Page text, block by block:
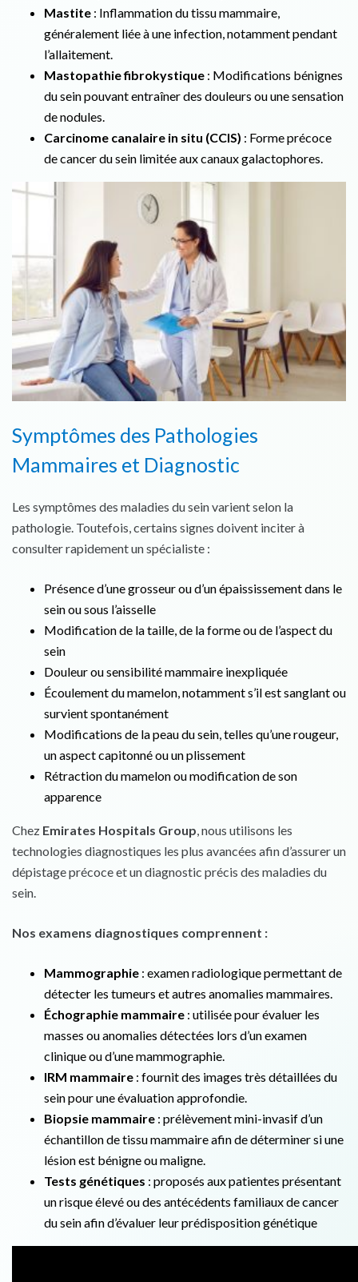
Mastite : Inflammation du tissu mammaire,
généralement liée à une infection, notamment pendant
l’allaitement.
Mastopathie fibrokystique : Modifications bénignes
du sein pouvant entraîner des douleurs ou une sensation
de nodules.
Carcinome canalaire in situ (CCIS) : Forme précoce
de cancer du sein limitée aux canaux galactophores.
Symptômes des Pathologies
Mammaires et Diagnostic
Les symptômes des maladies du sein varient selon la
pathologie. Toutefois, certains signes doivent inciter à
consulter rapidement un spécialiste :
Présence d’une grosseur ou d’un épaississement dans le
sein ou sous l’aisselle
Modification de la taille, de la forme ou de l’aspect du
sein
Douleur ou sensibilité mammaire inexpliquée
Écoulement du mamelon, notamment s’il est sanglant ou
survient spontanément
Modifications de la peau du sein, telles qu’une rougeur,
un aspect capitonné ou un plissement
Rétraction du mamelon ou modification de son
apparence
Chez Emirates Hospitals Group , nous utilisons les
technologies diagnostiques les plus avancées afin d’assurer un
dépistage précoce et un diagnostic précis des maladies du
sein.
Nos examens diagnostiques comprennent :
Mammographie : examen radiologique permettant de
détecter les tumeurs et autres anomalies mammaires.
Échographie mammaire : utilisée pour évaluer les
masses ou anomalies détectées lors d’un examen
clinique ou d’une mammographie.
IRM mammaire : fournit des images très détaillées du
sein pour une évaluation approfondie.
Biopsie mammaire : prélèvement mini-invasif d’un
échantillon de tissu mammaire afin de déterminer si une
lésion est bénigne ou maligne.
Tests génétiques : proposés aux patientes présentant
un risque élevé ou des antécédents familiaux de cancer
du sein afin d’évaluer leur prédisposition génétique